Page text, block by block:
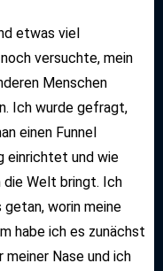
etwas viel
versuchte, mein
Menschen
Ich wurde gefragt,
einen Funnel
einrichtet und wie
die Welt bringt. Ich
worin meine
habe ich es zunächst
Nase und ich